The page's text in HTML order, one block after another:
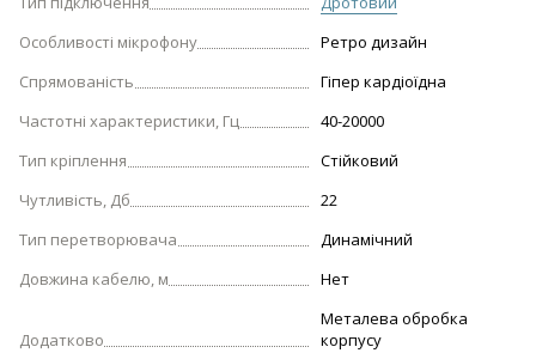
Особливості мікрофону
Ретро дизайн
Спрямованість
Гіпер кардіоїдна
Частотні характеристики, Гц
40-20000
Тип кріплення
Стійковий
Чутливість, Дб
22
Тип перетворювача
Динамічний
Довжина кабелю, м
Нет
Додатково
Металева обробка
корпусу